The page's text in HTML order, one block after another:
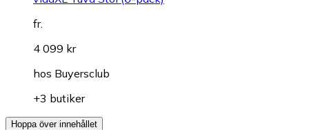
fr.
4 099 kr
hos Buyersclub
+3 butiker
Hoppa över innehållet